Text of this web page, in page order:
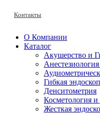
Контакты
О Компании
Каталог
Акушерство и
Гибкая
Денситометрия
Косметология
Жесткая